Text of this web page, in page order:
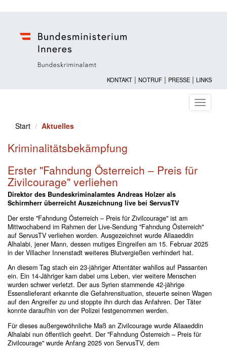
KONTAKT | NOTRUF | PRESSE | LINKS
ein-/
Start
Aktuelles
Kriminalitätsbekämpfung
Erster "Fahndung Österreich – Preis für
Zivilcourage" verliehen
Direktor des Bundeskriminalamtes Andreas Holzer als
Schirmherr überreicht Auszeichnung live bei ServusTV
Der erste "Fahndung Österreich – Preis für Zivilcourage" ist am
Mittwochabend im Rahmen der Live-Sendung "Fahndung Österreich"
auf ServusTV verliehen worden. Ausgezeichnet wurde Allaaeddin
Alhalabi, jener Mann, dessen mutiges Eingreifen am 15. Februar 2025
in der Villacher Innenstadt weiteres Blutvergießen verhindert hat.
An diesem Tag stach ein 23-jähriger Attentäter wahllos auf Passanten
ein. Ein 14-Jähriger kam dabei ums Leben, vier weitere Menschen
wurden schwer verletzt. Der aus Syrien stammende 42-jährige
Essenslieferant erkannte die Gefahrensituation, steuerte seinen Wagen
auf den Angreifer zu und stoppte ihn durch das Anfahren. Der Täter
konnte daraufhin von der Polizei festgenommen werden.
Für dieses außergewöhnliche Maß an Zivilcourage wurde Allaaeddin
Alhalabi nun öffentlich geehrt. Der "Fahndung Österreich – Preis für
Zivilcourage" wurde Anfang 2025 von ServusTV, dem